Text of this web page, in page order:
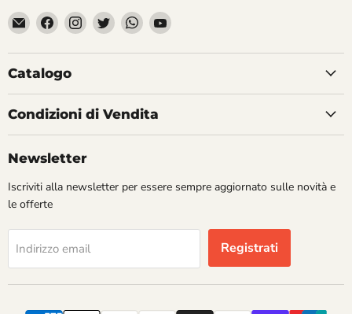
Email
Divertilandia.it
Trovaci
su
Facebook
Trovaci
su
Instagram
Trovaci
su
Twitter
Trovaci
su
WhatsApp
Trovaci
YouTube
Catalogo
Condizioni di Vendita
Newsletter
Iscriviti alla newsletter per essere sempre aggiornato sulle novità e
le offerte
Indirizzo email Registrati